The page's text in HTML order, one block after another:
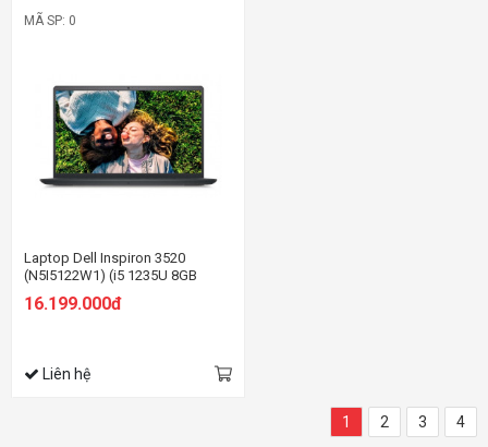
MÃ SP: 0
Laptop Dell Inspiron 3520
(N5I5122W1) (i5 1235U 8GB
FHD/Win11/OfficeHS21/Đen)
16.199.000đ
Liên hệ
1 2 3 4